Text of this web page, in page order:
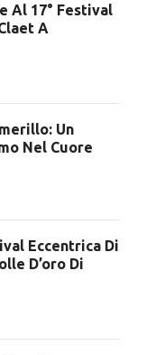
Al 17° Festival
A
Un
Nel Cuore
Eccentrica Di
D’oro Di